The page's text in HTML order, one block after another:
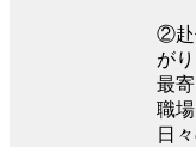
②赴
が
最
職
日